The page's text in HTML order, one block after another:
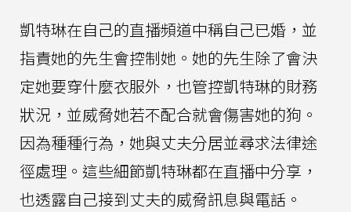
凱特琳在自己的直播頻道中稱自己已婚，並
指責她的先生會控制她。她的先生除了會決
定她要穿什麼衣服外，也管控凱特琳的財務
狀況，並威脅她若不配合就會傷害她的狗。
因為種種行為，她與丈夫分居並尋求法律途
徑處理。這些細節凱特琳都在直播中分享，
也透露自己接到丈夫的威脅訊息與電話。